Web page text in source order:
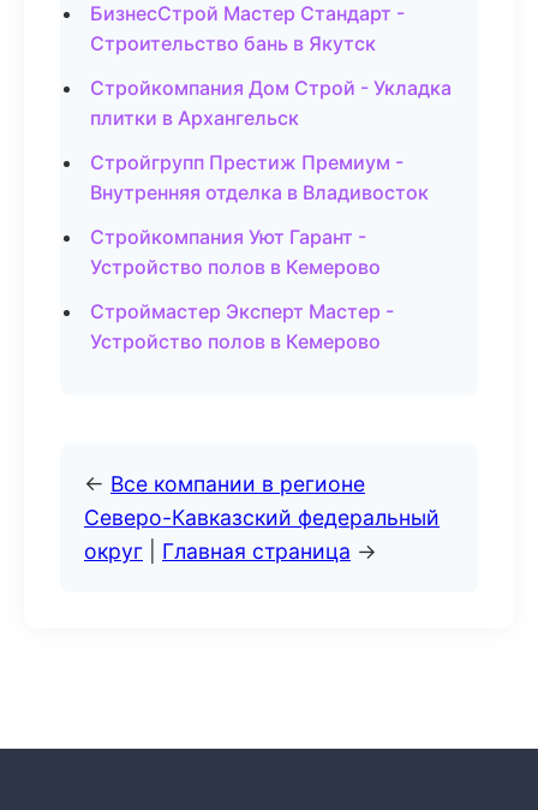
БизнесСтрой Мастер Стандарт -
Строительство бань в Якутск
Стройкомпания Дом Строй - Укладка
плитки в Архангельск
Стройгрупп Престиж Премиум -
Внутренняя отделка в Владивосток
Стройкомпания Уют Гарант -
Устройство полов в Кемерово
Строймастер Эксперт Мастер -
Устройство полов в Кемерово
← Все компании в регионе
Северо-Кавказский федеральный
округ
Главная страница →